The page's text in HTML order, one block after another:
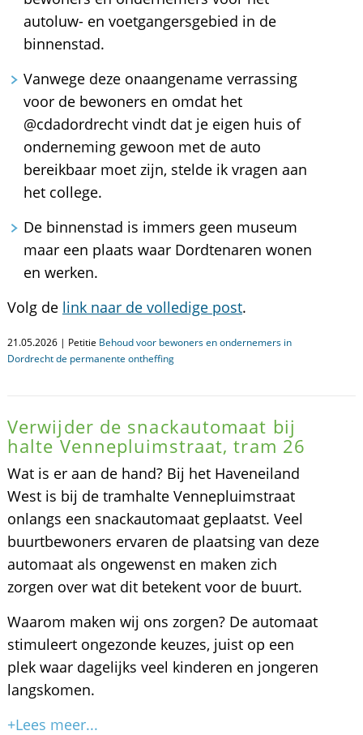
autoluw- en voetgangersgebied in de
binnenstad.
Vanwege deze onaangename verrassing
voor de bewoners en omdat het
@cdadordrecht vindt dat je eigen huis of
onderneming gewoon met de auto
bereikbaar moet zijn, stelde ik vragen aan
het college.
De binnenstad is immers geen museum
maar een plaats waar Dordtenaren wonen
en werken.
Volg de link naar de volledige post.
21.05.2026 | Petitie Behoud voor bewoners en ondernemers in
Dordrecht de permanente ontheffing
Verwijder de snackautomaat bij
halte Vennepluimstraat, tram 26
Wat is er aan de hand? Bij het Haveneiland
West is bij de tramhalte Vennepluimstraat
onlangs een snackautomaat geplaatst. Veel
buurtbewoners ervaren de plaatsing van deze
automaat als ongewenst en maken zich
zorgen over wat dit betekent voor de buurt.
Waarom maken wij ons zorgen? De automaat
stimuleert ongezonde keuzes, juist op een
plek waar dagelijks veel kinderen en jongeren
langskomen.
+Lees meer...